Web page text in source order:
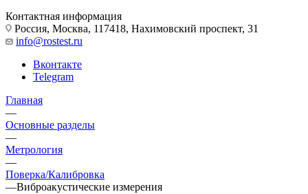
Контактная информация
Россия, Москва, 117418, Нахимовский проспект, 31
info@rostest.ru
Вконтакте
Telegram
Главная
—
Основные разделы
—
Метрология
—
Поверка/Калибровка
—Виброакустические измерения